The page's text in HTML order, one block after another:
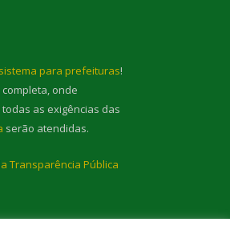
sistema para prefeituras!
completa, onde
as exigências das
serão atendidas.
Transparência Pública